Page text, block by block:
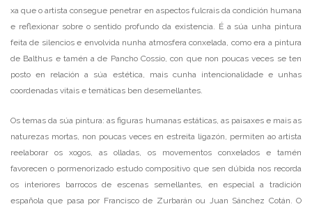
xa que o artista consegue penetrar en aspectos fulcrais da condición humana
e reflexionar sobre o sentido profundo da existencia. É a súa unha pintura
feita de silencios e envolvida nunha atmosfera conxelada, como era a pintura
de Balthus e tamén a de Pancho Cossio, con que non poucas veces se ten
posto en relación a súa estética, mais cunha intencionalidade e unhas
coordenadas vitais e temáticas ben desemellantes.
Os temas da súa pintura: as figuras humanas estáticas, as paisaxes e mais as
naturezas mortas, non poucas veces en estreita ligazón, permiten ao artista
reelaborar os xogos, as olladas, os movementos conxelados e tamén
favorecen o pormenorizado estudo compositivo que sen dúbida nos recorda
os interiores barrocos de escenas semellantes, en especial a tradición
española que pasa por Francisco de Zurbarán ou Juan Sánchez Cotán. O